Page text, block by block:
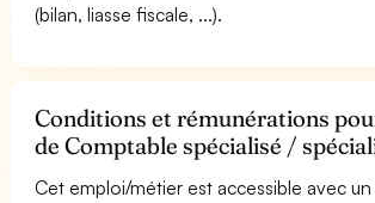
(bilan, liasse fiscale, ...).
Conditions et rémunérations
de Comptable spécialisé /
Cet emploi/métier est accessible avec